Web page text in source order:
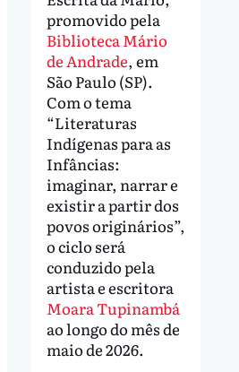
promovido pela
Biblioteca Mário
de Andrade, em
São Paulo (SP).
Com o tema
“Literaturas
Indígenas para as
Infâncias:
imaginar, narrar e
existir a partir dos
povos originários”,
o ciclo será
conduzido pela
artista e escritora
Moara Tupinambá
ao longo do mês de
maio de 2026.